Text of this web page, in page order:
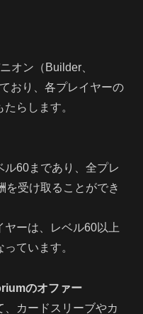
オン（Builder、
おり、各プレイヤーの
らします。
ル60まであり、全プレ
を受け取ることができ
ヤーは、レベル60以上
ています。
のオファー
カードスリーブやカ